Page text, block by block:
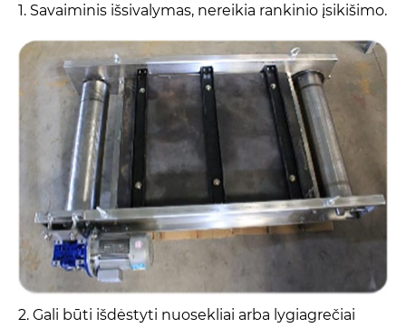
1. Savaiminis išsivalymas, nereikia rankinio įsikišimo.
2. Gali būti išdėstyti nuosekliai arba lygiagrečiai